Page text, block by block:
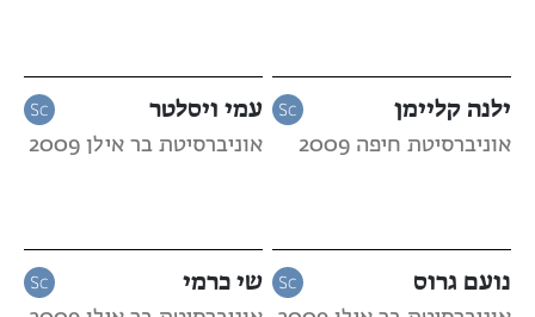
ילנה קליימן
אוניברסיטת חיפה 2009
עמי ויסלטר
אוניברסיטת בר אילן 2009
נועם גרוס שי כרמי